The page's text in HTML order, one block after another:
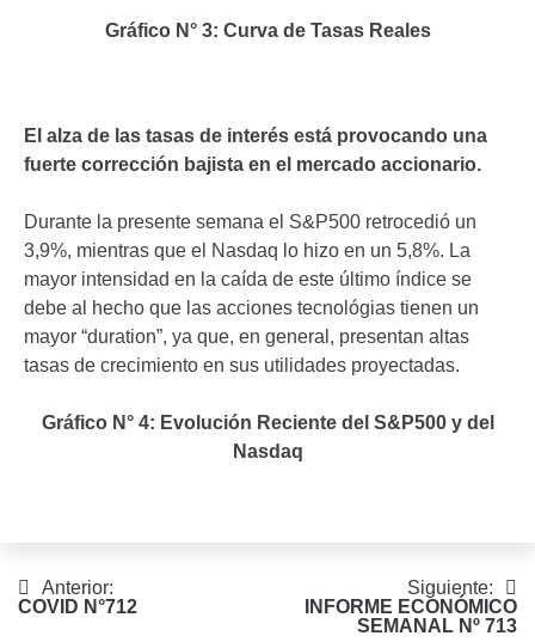
Gráfico N° 3: Curva de Tasas Reales
El alza de las tasas de interés está provocando una
fuerte corrección bajista en el mercado accionario.
Durante la presente semana el S&P500 retrocedió un
3,9%, mientras que el Nasdaq lo hizo en un 5,8%. La
mayor intensidad en la caída de este último índice se
debe al hecho que las acciones tecnológias tienen un
mayor “duration”, ya que, en general, presentan altas
tasas de crecimiento en sus utilidades proyectadas.
Gráfico N° 4: Evolución Reciente del S&P500 y del
Nasdaq
Navegación
de
Anterior:
COVID N°712
Siguiente:
INFORME ECONÓMICO
SEMANAL Nº 713